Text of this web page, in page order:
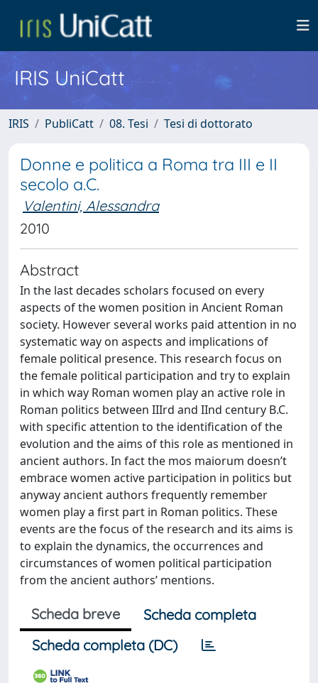
IRIS UniCatt
IRIS PubliCatt 08. Tesi Tesi di dottorato
Donne e politica a Roma tra III e II
secolo a.C.
Valentini, Alessandra
2010
Abstract
In the last decades scholars focused on every
aspects of the women position in Ancient Roman
society. However several works paid attention in no
systematic way on aspects and implications of
female political presence. This research focus on
the female political participation and try to explain
in which way Roman women play an active role in
Roman politics between IIIrd and IInd century B.C.
with specific attention to the identification of the
evolution and the aims of this role as mentioned in
ancient authors. In fact the mos maiorum doesn’t
embrace women active participation in politics but
anyway ancient authors frequently remember
women play a first part in Roman politics. These
events are the focus of the research and its aims is
to explain the dynamics, the occurrences and
circumstances of women political participation
from the ancient authors’ mentions.
Scheda breve
Scheda completa
Scheda completa (DC)